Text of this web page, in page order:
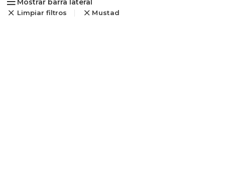
Mostrar barra lateral
Limpiar filtros Mustad